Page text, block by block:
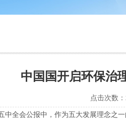
中国国开启环保治
点击次数
中全会公报中，作为五大发展理念之